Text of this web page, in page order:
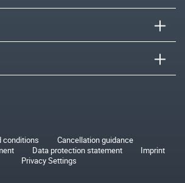
conditions
Cancellation guidance
Data protection statement
Imprint
Privacy Settings